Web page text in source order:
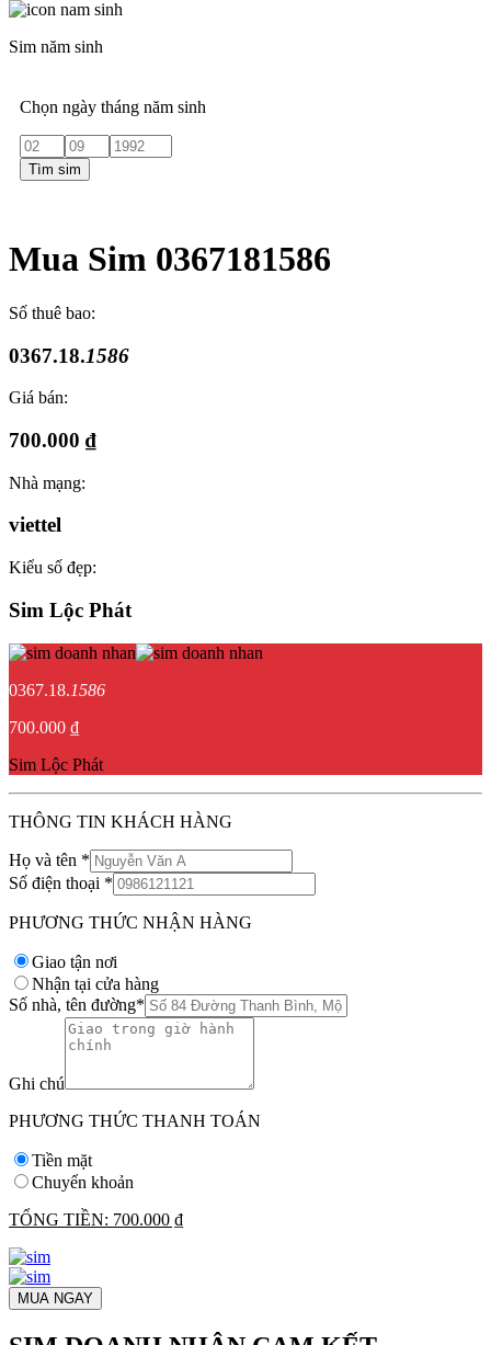
Sim năm sinh
Chọn ngày tháng năm sinh
Tìm sim
Mua Sim 0367181586
Số thuê bao:
0367.18.1586
Giá bán:
700.000 ₫
Nhà mạng:
viettel
Kiểu số đẹp:
Sim Lộc Phát
0367.18.1586
700.000 ₫
Sim Lộc Phát
THÔNG TIN KHÁCH HÀNG
Họ và tên *
Số điện thoại *
PHƯƠNG THỨC NHẬN HÀNG
Giao tận nơi
Nhận tại cửa hàng
Số nhà, tên đường*
Ghi chú
PHƯƠNG THỨC THANH TOÁN
Tiền mặt
Chuyển khoản
TỔNG TIỀN: 700.000 ₫
MUA NGAY